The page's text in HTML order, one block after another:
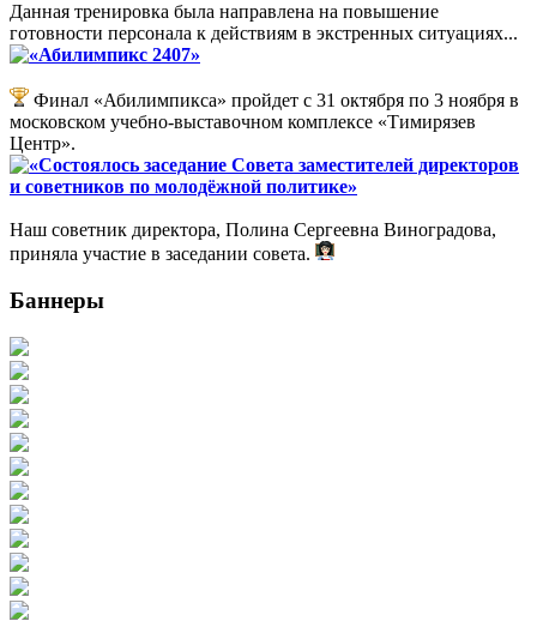
Данная тренировка была направлена на повышение
готовности персонала к действиям в экстренных ситуациях...
«Абилимпикс 2407»
Финал «Абилимпикса» пройдет с 31 октября по 3 ноября в
московском учебно-выставочном комплексе «Тимирязев
Центр».
«Состоялось заседание Совета заместителей директоров
и советников по молодёжной политике»
Наш советник директора, Полина Сергеевна Виноградова,
приняла участие в заседании совета.
Баннеры